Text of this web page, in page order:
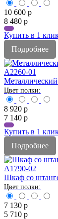
10 600 р
8 480 р
Купить в 1
Подробнее
A2260-01
8 920 р
7 140 р
Купить в 1
Подробнее
A1790-02
Шкаф со
7 130 р
5 710 р